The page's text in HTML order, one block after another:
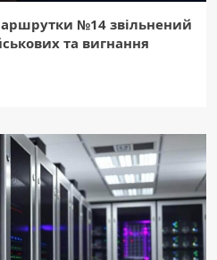
№14 звільнений
та вигнання